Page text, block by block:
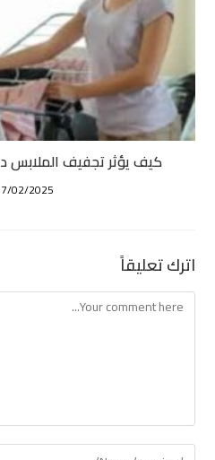
كيف يؤثر تجفيف الملابس
02/2025
اترك تعليقاً